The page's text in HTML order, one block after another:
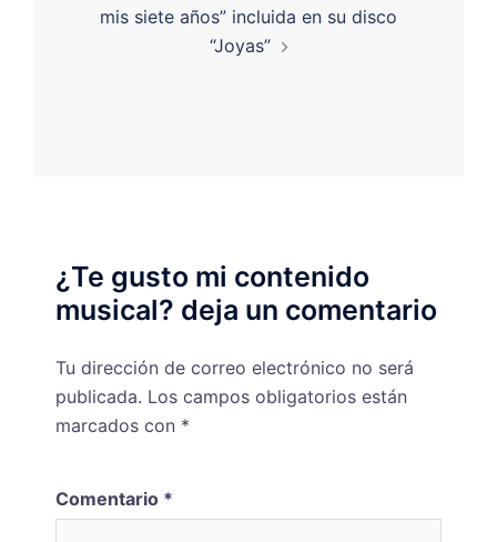
mis siete años” incluida en su disco
“Joyas”
¿Te gusto mi contenido
musical? deja un comentario
Tu dirección de correo electrónico no será
publicada. Los campos obligatorios están
marcados con *
Comentario *